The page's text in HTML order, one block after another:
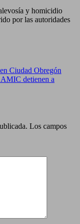
y homicidio
por las autoridades
Ciudad Obregón
AMIC detienen a
Los campos